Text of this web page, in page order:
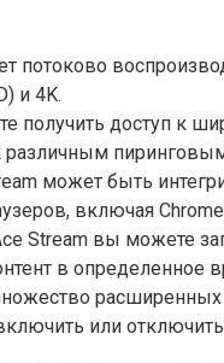
потоково
и 4K.
получить доступ к
различным
может быть
включая
Stream вы можете
в определенное
или